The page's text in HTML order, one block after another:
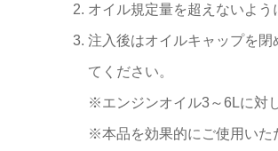
オイル規定量を超えないよう
注入後はオイルキャップを
てください。
※エンジンオイル3～6Lに対
※本品を効果的にご使用いた